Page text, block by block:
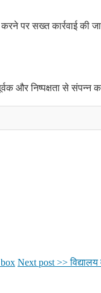
पर सख्त कार्रवाई की
और निष्पक्षता से संपन्न
Next post >>